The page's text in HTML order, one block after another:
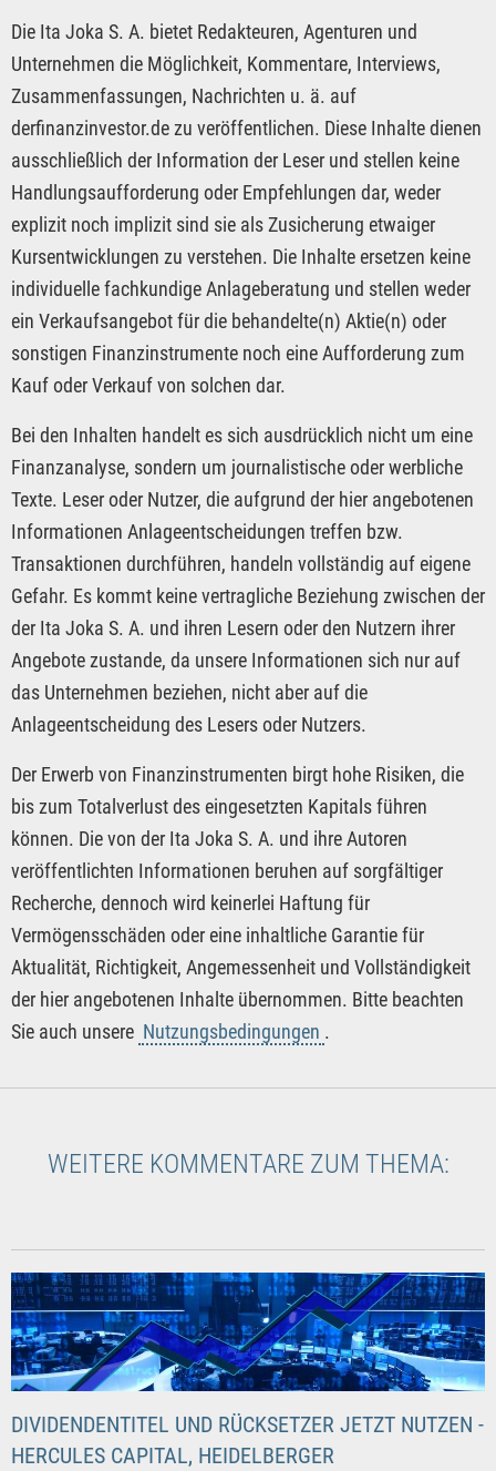
Die Ita Joka S. A. bietet Redakteuren, Agenturen und
Unternehmen die Möglichkeit, Kommentare, Interviews,
Zusammenfassungen, Nachrichten u. ä. auf
derfinanzinvestor.de zu veröffentlichen. Diese Inhalte dienen
ausschließlich der Information der Leser und stellen keine
Handlungsaufforderung oder Empfehlungen dar, weder
explizit noch implizit sind sie als Zusicherung etwaiger
Kursentwicklungen zu verstehen. Die Inhalte ersetzen keine
individuelle fachkundige Anlageberatung und stellen weder
ein Verkaufsangebot für die behandelte(n) Aktie(n) oder
sonstigen Finanzinstrumente noch eine Aufforderung zum
Kauf oder Verkauf von solchen dar.
Bei den Inhalten handelt es sich ausdrücklich nicht um eine
Finanzanalyse, sondern um journalistische oder werbliche
Texte. Leser oder Nutzer, die aufgrund der hier angebotenen
Informationen Anlageentscheidungen treffen bzw.
Transaktionen durchführen, handeln vollständig auf eigene
Gefahr. Es kommt keine vertragliche Beziehung zwischen der
der Ita Joka S. A. und ihren Lesern oder den Nutzern ihrer
Angebote zustande, da unsere Informationen sich nur auf
das Unternehmen beziehen, nicht aber auf die
Anlageentscheidung des Lesers oder Nutzers.
Der Erwerb von Finanzinstrumenten birgt hohe Risiken, die
bis zum Totalverlust des eingesetzten Kapitals führen
können. Die von der Ita Joka S. A. und ihre Autoren
veröffentlichten Informationen beruhen auf sorgfältiger
Recherche, dennoch wird keinerlei Haftung für
Vermögensschäden oder eine inhaltliche Garantie für
Aktualität, Richtigkeit, Angemessenheit und Vollständigkeit
der hier angebotenen Inhalte übernommen. Bitte beachten
Sie auch unsere Nutzungsbedingungen .
WEITERE KOMMENTARE ZUM THEMA:
DIVIDENDENTITEL UND RÜCKSETZER JETZT NUTZEN -
HERCULES CAPITAL, HEIDELBERGER